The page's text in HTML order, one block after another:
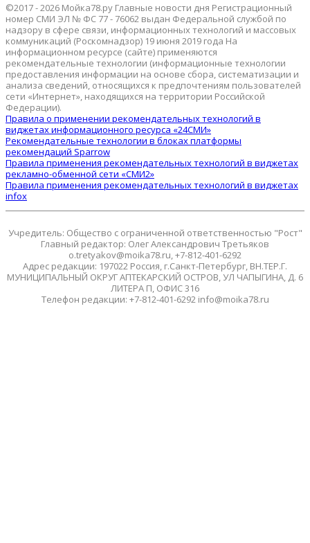
©2017 - 2026 Мойка78.ру Главные новости дня Регистрационный
номер СМИ ЭЛ № ФС 77 - 76062 выдан Федеральной службой по
надзору в сфере связи, информационных технологий и массовых
коммуникаций (Роскомнадзор) 19 июня 2019 года На
информационном ресурсе (сайте) применяются
рекомендательные технологии (информационные технологии
предоставления информации на основе сбора, систематизации и
анализа сведений, относящихся к предпочтениям пользователей
сети «Интернет», находящихся на территории Российской
Федерации).
Правила о применении рекомендательных технологий в
виджетах информационного ресурса «24СМИ»
Рекомендательные технологии в блоках платформы
рекомендаций Sparrow
Правила применения рекомендательных технологий в виджетах
рекламно-обменной сети «СМИ2»
Правила применения рекомендательных технологий в виджетах
infox
Учредитель: Общество с ограниченной ответственностью "Рост"
Главный редактор: Олег Александрович Третьяков
o.tretyakov@moika78.ru, +7-812-401-6292
Адрес редакции: 197022 Россия, г.Санкт-Петербург, ВН.ТЕР.Г.
МУНИЦИПАЛЬНЫЙ ОКРУГ АПТЕКАРСКИЙ ОСТРОВ, УЛ ЧАПЫГИНА, Д. 6
ЛИТЕРА П, ОФИС 316
Телефон редакции: +7-812-401-6292 info@moika78.ru